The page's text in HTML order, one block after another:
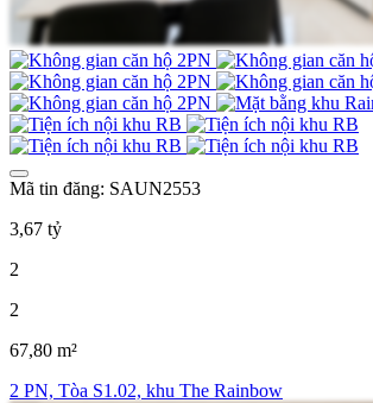
Mã tin đăng: SAUN2553
3,67 tỷ
2
2
67,80 m²
2 PN, Tòa S1.02, khu The Rainbow